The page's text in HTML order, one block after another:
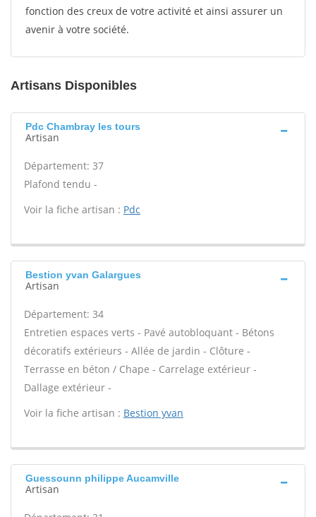
fonction des creux de votre activité et ainsi assurer un
avenir à votre société.
Artisans Disponibles
Pdc Chambray les tours
Artisan
Département: 37
Plafond tendu -
Voir la fiche artisan : Pdc
Bestion yvan Galargues
Artisan
Département: 34
Entretien espaces verts - Pavé autobloquant - Bétons
décoratifs extérieurs - Allée de jardin - Clôture -
Terrasse en béton / Chape - Carrelage extérieur -
Dallage extérieur -
Voir la fiche artisan : Bestion yvan
Guessounn philippe Aucamville
Artisan